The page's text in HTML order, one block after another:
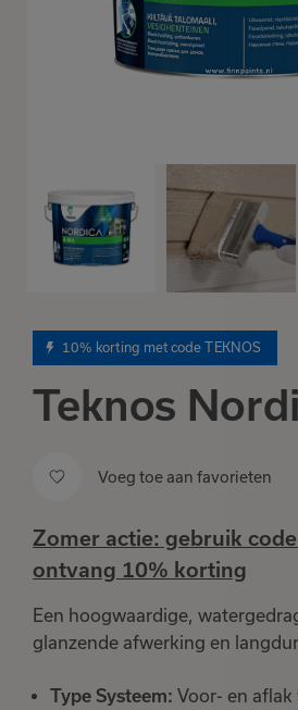
10% korting met code TEKNOS
Teknos
Voeg toe aan favorieten
Zomer actie: gebruik code
ontvang 10% korting
Een hoogwaardige,
glanzende afwerking en
Type Systeem: Voor- en aflak